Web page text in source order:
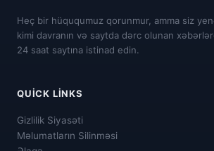
Heç bir hüququmuz qorunmur, amma siz
kimi davranın və saytda dərc olunan
24 saat saytına istinad edin.
QUICK LINKS
Gizlilik Siyasəti
Məlumatların Silinməsi